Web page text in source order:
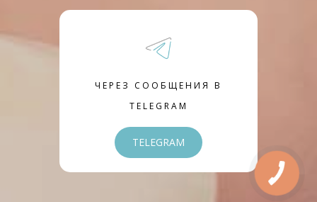
ЧЕРЕЗ СООБЩЕНИЯ В
TELEGRAM
TELEGRAM